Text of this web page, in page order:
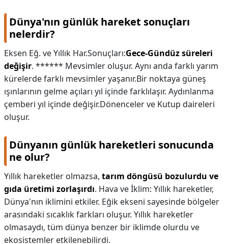
Dünya'nın günlük hareket sonuçları
nelerdir?
Eksen Eğ. ve Yıllık Har.Sonuçları:Gece-Gündüz süreleri
değişir. ****** Mevsimler oluşur. Aynı anda farklı yarım
kürelerde farklı mevsimler yaşanır.Bir noktaya güneş
ışınlarının gelme açıları yıl içinde farklılaşır. Aydınlanma
çemberi yıl içinde değişir.Dönenceler ve Kutup daireleri
oluşur.
Dünyanın günlük hareketleri sonucunda
ne olur?
Yıllık hareketler olmazsa, tarım döngüsü bozulurdu ve
gıda üretimi zorlaşırdı. Hava ve İklim: Yıllık hareketler,
Dünya'nın iklimini etkiler. Eğik ekseni sayesinde bölgeler
arasındaki sıcaklık farkları oluşur. Yıllık hareketler
olmasaydı, tüm dünya benzer bir iklimde olurdu ve
ekosistemler etkilenebilirdi.